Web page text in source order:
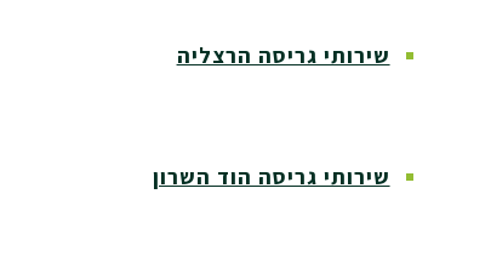
שירותי גריסה הרצליה
שירותי גריסה הוד השרון